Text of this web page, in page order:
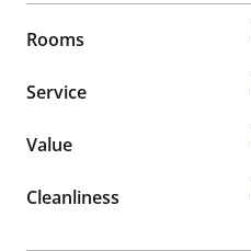
Rooms
Service
Value
Cleanliness